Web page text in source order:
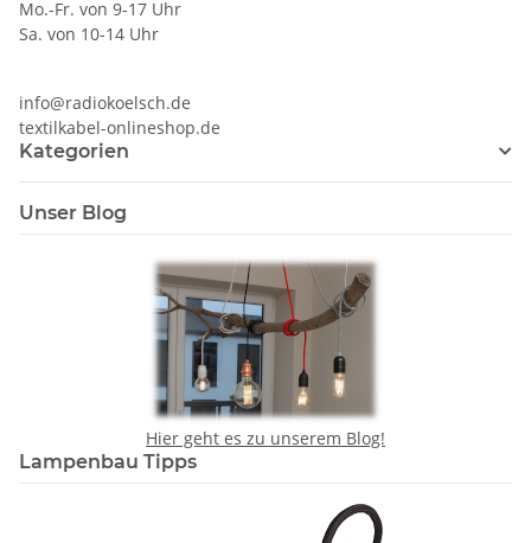
Mo.-Fr. von 9-17 Uhr
Sa. von 10-14 Uhr
info@radiokoelsch.de
textilkabel-onlineshop.de
Kategorien
Unser Blog
Hier geht es zu unserem Blog!
Lampenbau Tipps